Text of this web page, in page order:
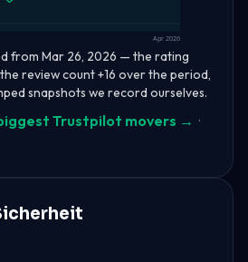
Apr 2026
from Mar 26, 2026 — the rating
review count +16 over the period,
snapshots we record ourselves.
Trustpilot movers → ·